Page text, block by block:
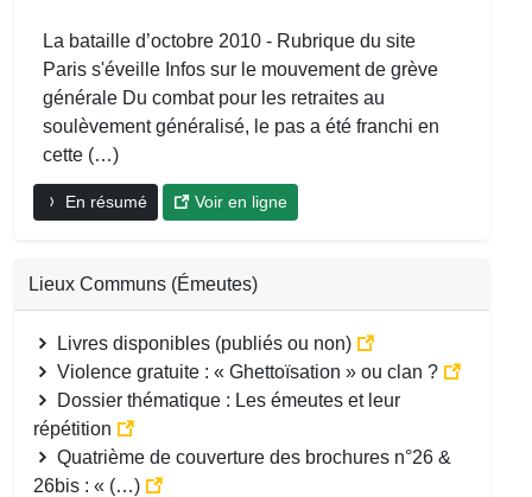
La bataille d’octobre 2010 - Rubrique du site
Paris s'éveille Infos sur le mouvement de grève
générale Du combat pour les retraites au
soulèvement généralisé, le pas a été franchi en
cette (…)
En résumé Voir en ligne
Lieux Communs (Émeutes)
Livres disponibles (publiés ou non)
Violence gratuite : « Ghettoïsation » ou clan ?
Dossier thématique : Les émeutes et leur
répétition
Quatrième de couverture des brochures n°26 &
26bis : « (…)